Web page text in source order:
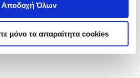
Αποδοχή Όλων
μόνο τα απαραίτητα cookies